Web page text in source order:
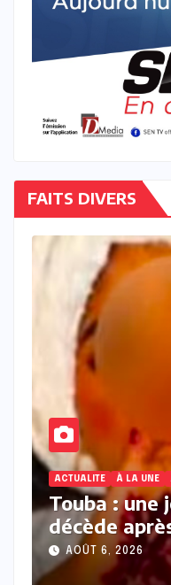
FAITS DIVERS
À LA UNE
Il volait
baigneurs
l’alcool :
Mbour
AOÛT 6, 2026